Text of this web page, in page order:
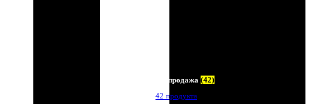
Распродажа (42)
42 продукта